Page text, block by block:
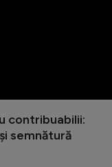
contribuabilii:
semnătură